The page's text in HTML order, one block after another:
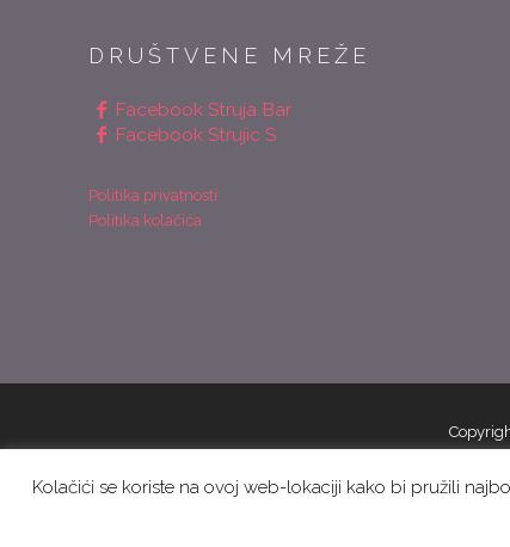
DRUŠTVENE MREŽE
Facebook Struja Bar
Facebook Strujic S
Politika privatnosti
Politika kolačića
Kolačići se koriste na ovoj web-lokaciji kako bi pružili